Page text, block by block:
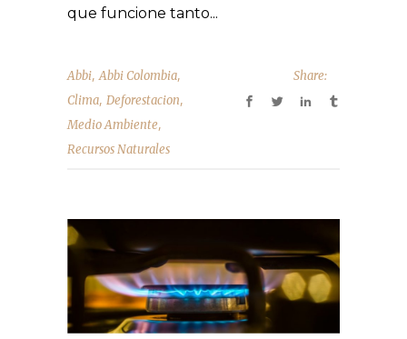
que funcione tanto...
Abbi,Abbi Colombia,
Clima, Deforestacion,
Medio Ambiente,
Recursos Naturales
Share: